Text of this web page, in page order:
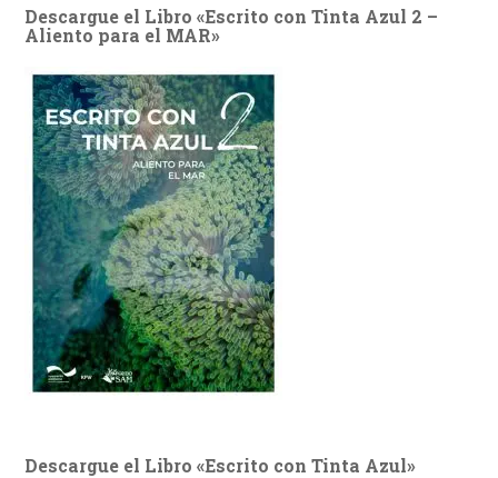
Descargue el Libro «Escrito con Tinta Azul 2 –
Aliento para el MAR»
Descargue el Libro «Escrito con Tinta Azul»